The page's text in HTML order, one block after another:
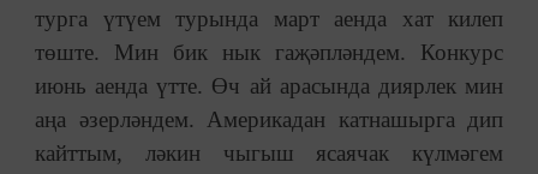
турга үтүем турында март аенда хат килеп
төште. Мин бик нык гаҗәпләндем. Конкурс
июнь аенда үтте. Өч ай арасында диярлек мин
аңа әзерләндем. Америкадан катнашырга дип
кайттым, ләкин чыгыш ясаячак күлмәгем